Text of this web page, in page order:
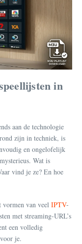
in
aan de technologie
zijn in techniek, is
en ongelofelijk
Wat is
vind je ze? En hoe
vormen van veel IPTV-
met streaming-URL’s
een volledig
je.